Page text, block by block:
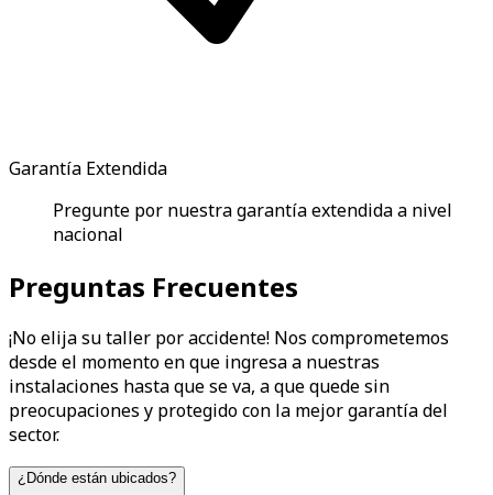
Garantía Extendida
Pregunte por nuestra garantía extendida a nivel
nacional
Preguntas Frecuentes
¡No elija su taller por accidente! Nos comprometemos
desde el momento en que ingresa a nuestras
instalaciones hasta que se va, a que quede sin
preocupaciones y protegido con la mejor garantía del
sector.
¿Dónde están ubicados?